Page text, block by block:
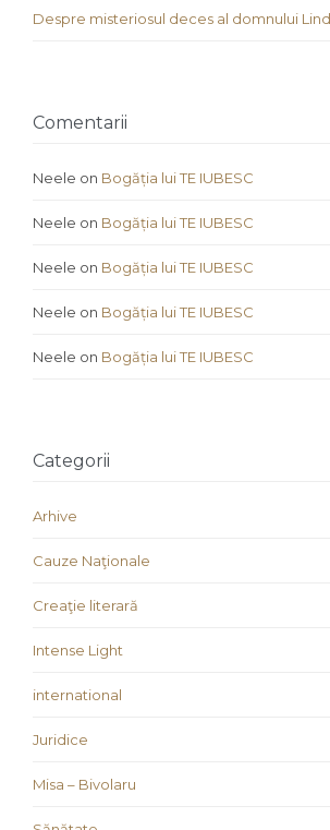
Despre misteriosul deces al domnului
Comentarii
Neele on Bogăția lui TE IUBESC
Neele on Bogăția lui TE IUBESC
Neele on Bogăția lui TE IUBESC
Neele on Bogăția lui TE IUBESC
Neele on Bogăția lui TE IUBESC
Categorii
Arhive
Cauze Naţionale
Creaţie literară
Intense Light
international
Juridice
Misa – Bivolaru